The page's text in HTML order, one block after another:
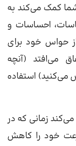
شما کمک می‌کند به
احساسات و
حواس خود برای
می‌افتد (آنچه
می‌کنید) استفاده
زمانی که در
خود را کاهش